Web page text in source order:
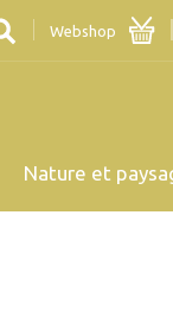
Webshop
Nature et